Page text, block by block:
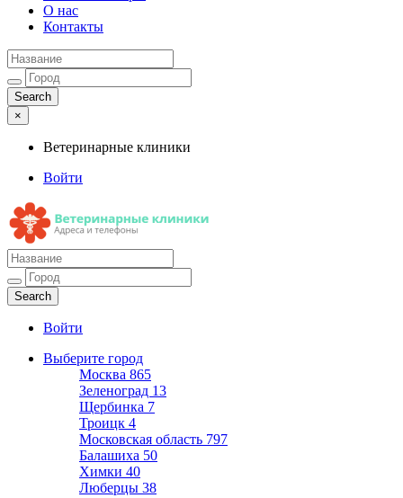
О нас
Контакты
×
Ветеринарные клиники
Войти
Ветеринарные клиники
Адреса и телефоны
Войти
Выберите город
Москва 865
Зеленоград 13
Щербинка 7
Троицк 4
Московская область 797
Балашиха 50
Химки 40
Люберцы 38